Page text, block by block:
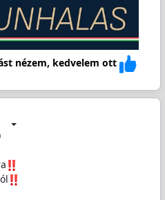
nézem, kedvelem ott